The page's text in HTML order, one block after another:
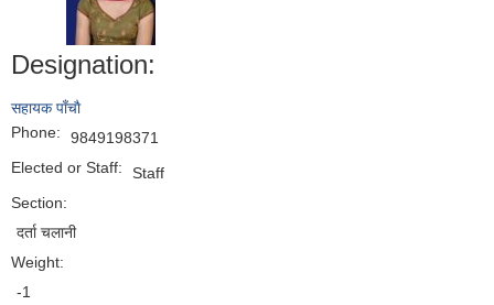
Designation:
सहायक पाँचाै
Phone:
9849198371
Elected or Staff:
Staff
Section:
दर्ता चलानी
Weight:
-1